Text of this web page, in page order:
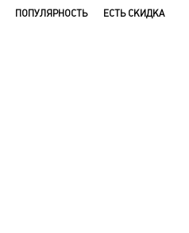
ПОПУЛЯРНОСТЬ ЕСТЬ СКИДКА